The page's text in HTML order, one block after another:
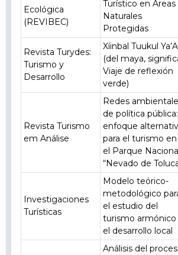
Ecológica
(REVIBEC)
Turístico en Áreas
Naturales
Protegidas
Revista Turydes:
Turismo y
Desarrollo
Xíinbal Tuukul
(del maya,
Viaje de reflexión
verde)
Revista Turismo
em Análise
Redes
de política pública:
enfoque
para el turismo en
el Parque
“Nevado de
Investigaciones
Turísticas
Modelo teórico-
metodológico
el estudio del
turismo armónico
el desarrollo local
Análisis del